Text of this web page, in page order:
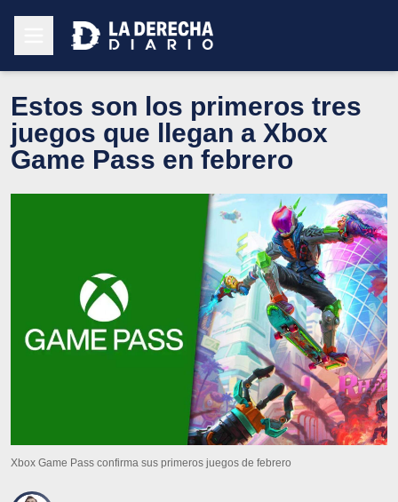
Estos son los primeros tres
juegos que llegan a Xbox
Game Pass en febrero
Xbox Game Pass confirma sus primeros juegos de febrero